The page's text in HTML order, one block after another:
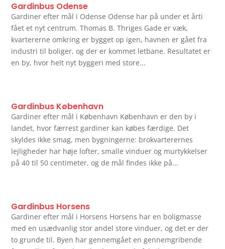
Gardinbus Odense
Gardiner efter mål i Odense Odense har på under et årti
fået et nyt centrum. Thomas B. Thriges Gade er væk,
kvartererne omkring er bygget op igen, havnen er gået fra
industri til boliger, og der er kommet letbane. Resultatet er
en by, hvor helt nyt byggeri med store...
Gardinbus København
Gardiner efter mål i København København er den by i
landet, hvor færrest gardiner kan købes færdige. Det
skyldes ikke smag, men bygningerne: brokvarterernes
lejligheder har høje lofter, smalle vinduer og murtykkelser
på 40 til 50 centimeter, og de mål findes ikke på...
Gardinbus Horsens
Gardiner efter mål i Horsens Horsens har en boligmasse
med en usædvanlig stor andel store vinduer, og det er der
to grunde til. Byen har gennemgået en gennemgribende